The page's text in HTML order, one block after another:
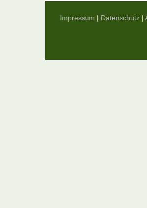
Impressum | Datenschutz |